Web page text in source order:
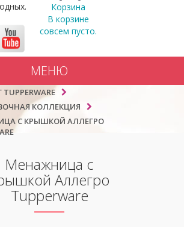
Корзина
В корзине
совсем пусто.
МЕНЮ
КОЛЛЕКЦИЯ
С КРЫШКОЙ АЛЛЕГРО
Менажница с
Аллегро
Tupperware